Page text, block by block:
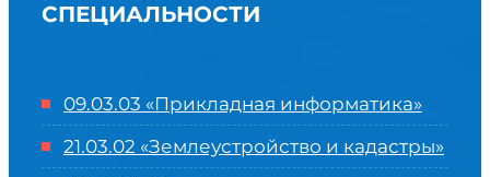
СПЕЦИАЛЬНОСТИ
09.03.03 «Прикладная информатика»
21.03.02 «Землеустройство и кадастры»